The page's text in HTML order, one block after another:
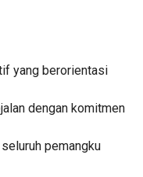
yang berorientasi
dengan komitmen
pemangku